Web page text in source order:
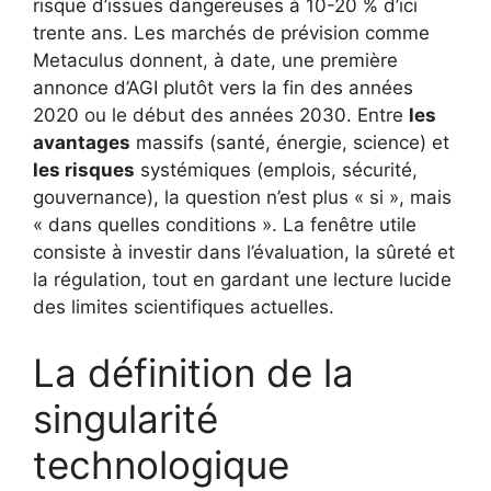
risque d’issues dangereuses à 10-20 % d’ici
trente ans. Les marchés de prévision comme
Metaculus donnent, à date, une première
annonce d’AGI plutôt vers la fin des années
2020 ou le début des années 2030. Entre les
avantages massifs (santé, énergie, science) et
les risques systémiques (emplois, sécurité,
gouvernance), la question n’est plus « si », mais
« dans quelles conditions ». La fenêtre utile
consiste à investir dans l’évaluation, la sûreté et
la régulation, tout en gardant une lecture lucide
des limites scientifiques actuelles.
La définition de la
singularité
technologique